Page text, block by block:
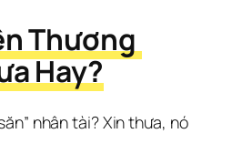
Thương
Hay?
nhân tài? Xin thưa, nó